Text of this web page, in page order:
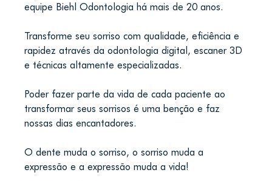
equipe Biehl Odontologia há mais de 20 anos.
Transforme seu sorriso com qualidade, eficiência e
rapidez através da odontologia digital, escaner 3D
e técnicas altamente especializadas.
Poder fazer parte da vida de cada paciente ao
transformar seus sorrisos é uma benção e faz
nossas dias encantadores.
O dente muda o sorriso, o sorriso muda a
expressão e a expressão muda a vida!